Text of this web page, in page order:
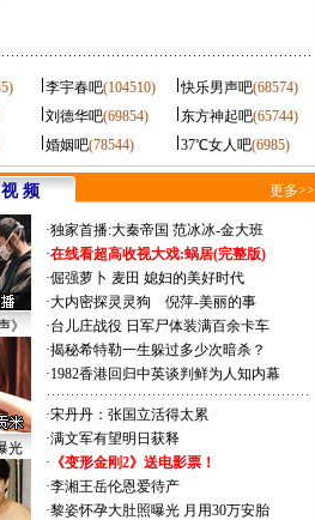
李宇春吧(104510) 快乐男声吧(68574)
刘德华吧(69854) 东方神起吧(65744)
婚姻吧(78544) 37℃女人吧(6985)
频 更多>>
》
光
·独家首播:大秦帝国 范冰冰-金大班
·在线看超高收视大戏:蜗居(完整版)
·倔强萝卜 麦田 媳妇的美好时代
·大内密探灵灵狗
倪萍-美丽的事
·台儿庄战役 日军尸体装满百余卡车
·揭秘希特勒一生躲过多少次暗杀？
·1982香港回归中英谈判鲜为人知内幕
·宋丹丹：张国立活得太累
·满文军有望明日获释
· 《变形金刚2》送电影票！
·李湘王岳伦恩爱待产
·黎姿怀孕大肚照曝光 月用30万安胎